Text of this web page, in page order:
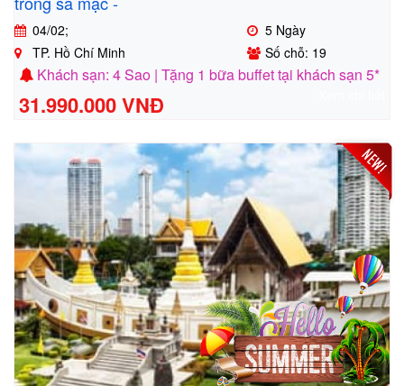
04/02;
5 Ngày
TP. Hồ Chí Minh
Số chỗ: 19
Khách sạn: 4 Sao | Tặng 1 bữa buffet tại khách sạn 5*
31.990.000 VNĐ